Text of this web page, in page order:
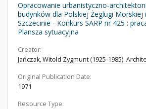
Opracowanie urbanistyczno-
budynków dla Polskiej Żeglugi Morskiej
Szczecinie - Konkurs SARP nr 425 :
Plansza sytuacyjna
Creator:
Jańczak, Witold Zygmunt (1925-1985).
Original Publication Date:
1971
Resource Type: